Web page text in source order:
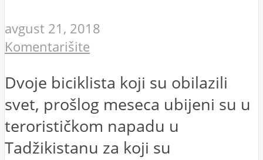
avgust 21, 2018
Komentarišite
Dvoje biciklista koji su obilazili
svet, prošlog meseca ubijeni su u
terorističkom napadu u
Tadžikistanu za koji su